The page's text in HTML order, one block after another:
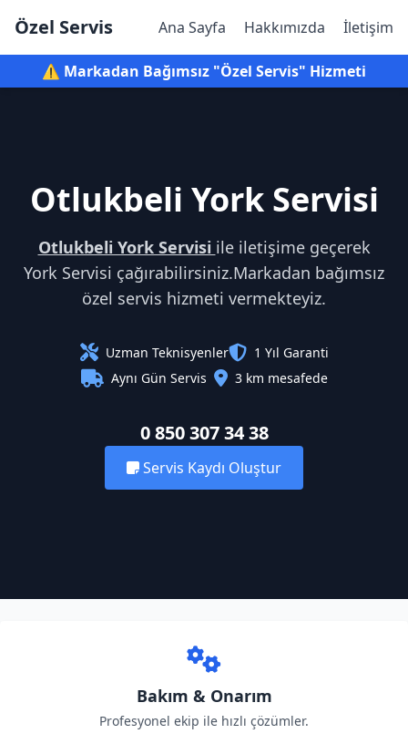
Özel Servis Ana Sayfa Hakkımızda İletişim
⚠️ Markadan Bağımsız "Özel Servis" Hizmeti
Otlukbeli York Servisi
Otlukbeli York Servisi ile iletişime geçerek
York Servisi çağırabilirsiniz.Markadan bağımsız
özel servis hizmeti vermekteyiz.
Uzman Teknisyenler
1 Yıl Garanti
Aynı Gün Servis
3 km mesafede
0 850 307 34 38
Servis Kaydı Oluştur
Bakım & Onarım
Profesyonel ekip ile hızlı çözümler.